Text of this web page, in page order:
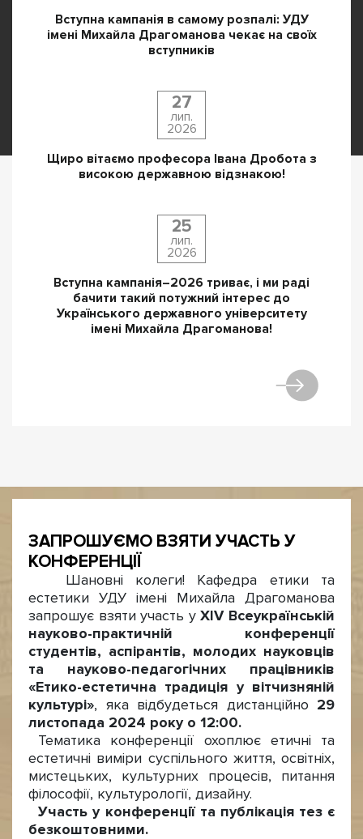
Вступна кампанія в самому розпалі: УДУ
імені Михайла Драгоманова чекає на своїх
вступників
27
лип.
2026
Щиро вітаємо професора Івана Дробота з
високою державною відзнакою!
25
лип.
2026
Вступна кампанія–2026 триває, і ми раді
бачити такий потужний інтерес до
Українського державного університету
імені Михайла Драгоманова!
ЗАПРОШУЄМО ВЗЯТИ УЧАСТЬ У
КОНФЕРЕНЦІЇ
Шановні колеги! Кафедра етики та
естетики УДУ імені Михайла Драгоманова
запрошує взяти участь уXIV Всеукраїнській
науково-практичній конференції
студентів, аспірантів, молодих науковців
та науково-педагогічних працівників
«Етико-естетична традиція у вітчизняній
культурі», яка відбудеться дистанційно 29
листопада 2024 року о 12:00.
Тематика конференції охоплює етичні та
естетичні виміри суспільного життя, освітніх,
мистецьких, культурних процесів, питання
філософії, культурології, дизайну.
Участь у конференції та публікація тез є
безкоштовними.